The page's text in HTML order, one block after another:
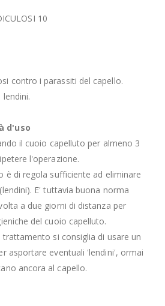
10
contro i parassiti del capello.
lendini.
d'uso
il cuoio capelluto per almeno 3
l'operazione.
è di regola sufficiente ad eliminare
E' tuttavia buona norma
a due giorni di distanza per
del cuoio capelluto.
trattamento si consiglia di usare un
asportare eventuali 'lendini', ormai
ancora al capello.